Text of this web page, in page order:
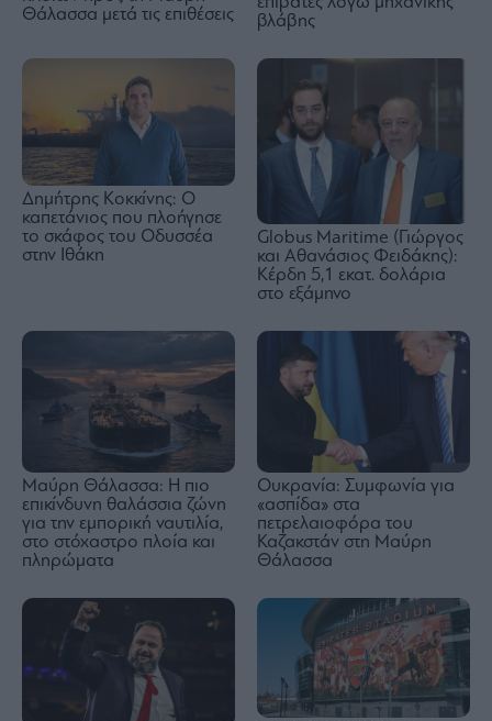
Θάλασσα μετά τις επιθέσεις
βλάβης
Δημήτρης Κοκκίνης: Ο
καπετάνιος που πλοήγησε
το σκάφος του Οδυσσέα
στην Ιθάκη
Globus Maritime (Γιώργος
και Αθανάσιος Φειδάκης):
Κέρδη 5,1 εκατ. δολάρια
στο εξάμηνο
Μαύρη Θάλασσα: Η πιο
επικίνδυνη θαλάσσια ζώνη
για την εμπορική ναυτιλία,
στο στόχαστρο πλοία και
πληρώματα
Ουκρανία: Συμφωνία για
«ασπίδα» στα
πετρελαιοφόρα του
Καζακστάν στη Μαύρη
Θάλασσα